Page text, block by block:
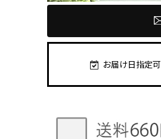
お届け日指定